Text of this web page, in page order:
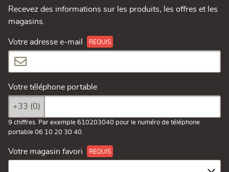
Recevez des informations sur les produits, les offres et les
magasins.
Votre adresse e-mail
Votre téléphone portable
+33 (0)
9 chiffres. Par exemple 610203040 pour le numéro de téléphone
portable 06 10 20 30 40.
Votre magasin favori